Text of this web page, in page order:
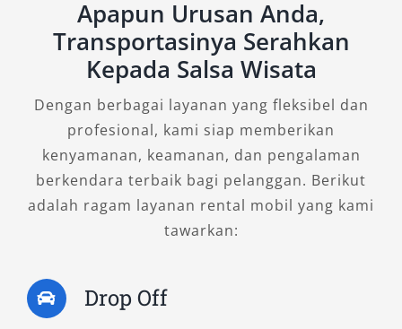
menginginkan kendali penuh saat berkendara.
Dengan transmisi manual dan sistem
penggerak empat roda, GLX MT 4×4
memberikan performa maksimal di medan
ekstrem. Sangat sesuai untuk perjalanan ke
kawasan seperti Bukit Lawang, Tangkahan, atau
jalur hutan yang menantang. Rental Pajero
Medan tipe ini sangat direkomendasikan untuk
perjalanan dengan muatan berat atau
2. Dakar Ultimate AT 4×4
Apapun Urusan Anda,
Transportasinya Serahkan
Kepada Salsa Wisata
Dengan berbagai layanan yang fleksibel dan
profesional, kami siap memberikan
kenyamanan, keamanan, dan pengalaman
berkendara terbaik bagi pelanggan. Berikut
adalah ragam layanan rental mobil yang kami
tawarkan:
Drop Off